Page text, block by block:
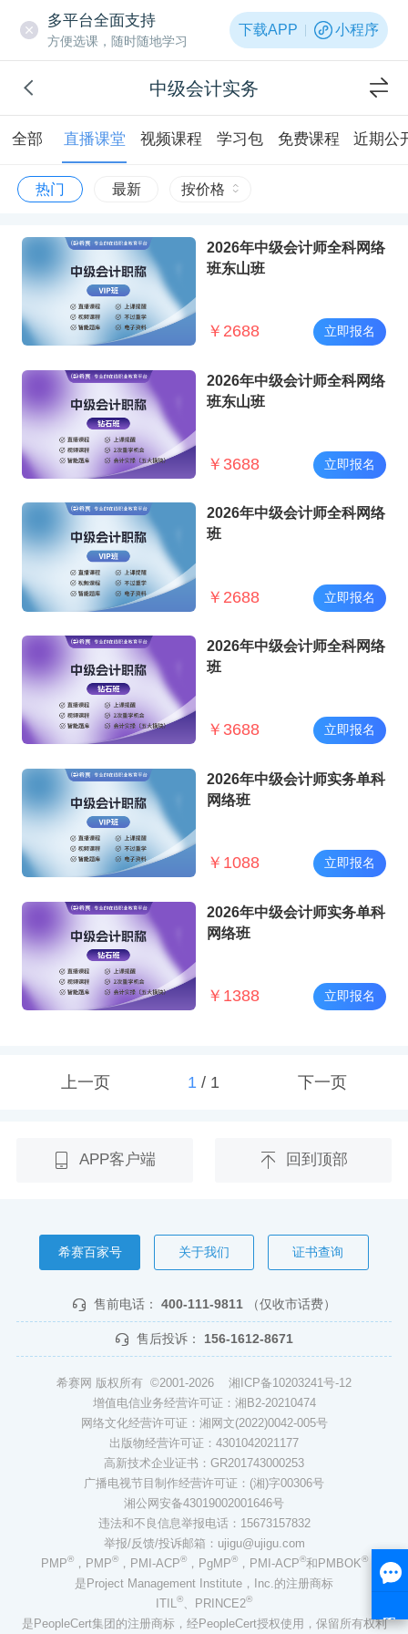
多平台全面支持
方便选课，随时随地学习
下载APP 小程序
中级会计实务
全部 直播课堂 视频课程 学习包 免费课程 近期公
热门 最新 按价格
2026年中级会计师全科网络
班东山班
￥ 2688 立即报名
2026年中级会计师全科网络
班东山班
￥ 3688 立即报名
2026年中级会计师全科网络
班
￥ 2688 立即报名
2026年中级会计师全科网络
班
￥ 3688 立即报名
2026年中级会计师实务单科
网络班
￥ 1088 立即报名
2026年中级会计师实务单科
网络班
￥ 1388 立即报名
上一页 1/ 1 下一页
APP客户端 回到顶部
希赛百家号 关于我们 证书查询
售前电话： 400-111-9811 （仅收市话费）
售后投诉： 156-1612-8671
希赛网 版权所有 ©2001-2026 湘ICP备10203241号-12
增值电信业务经营许可证：湘B2-20210474
网络文化经营许可证：湘网文(2022)0042-005号
出版物经营许可证：4301042021177
高新技术企业证书：GR201743000253
广播电视节目制作经营许可证：(湘)字00306号
湘公网安备43019002001646号
违法和不良信息举报电话：15673157832
举报/反馈/投诉邮箱：ujigu@ujigu.com
PMP®，PMP®，PMI-ACP®，PgMP®，PMI-ACP®和PMBOK®
是Project Management Institute，Inc.的注册商标
ITIL ® 、PRINCE2®
是PeopleCert集团的注册商标，经PeopleCert授权使用，保留所有权利